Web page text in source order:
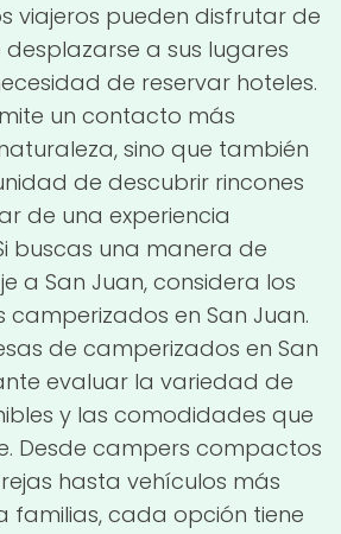
viajeros pueden disfrutar de
a sus lugares
de reservar hoteles.
un contacto más
sino que también
de descubrir rincones
de una experiencia
buscas una manera de
a San Juan, considera los
camperizados en San Juan.
de camperizados en San
evaluar la variedad de
y las comodidades que
Desde campers compactos
hasta vehículos más
familias, cada opción tiene